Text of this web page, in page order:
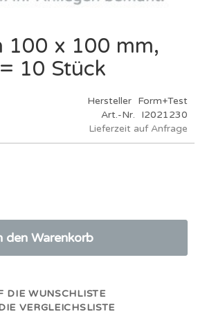
100 x 100 mm,
10 Stück
Hersteller Form+Test
Art.-Nr.
I2021230
Lieferzeit auf Anfrage
den Warenkorb
DIE WUNSCHLISTE
VERGLEICHSLISTE